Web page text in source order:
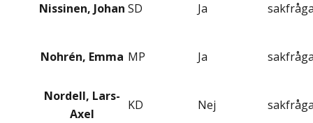
Nissinen, Johan SD Ja
Nohrén, Emma MP Ja
Nordell, Lars-
Axel
KD Nej